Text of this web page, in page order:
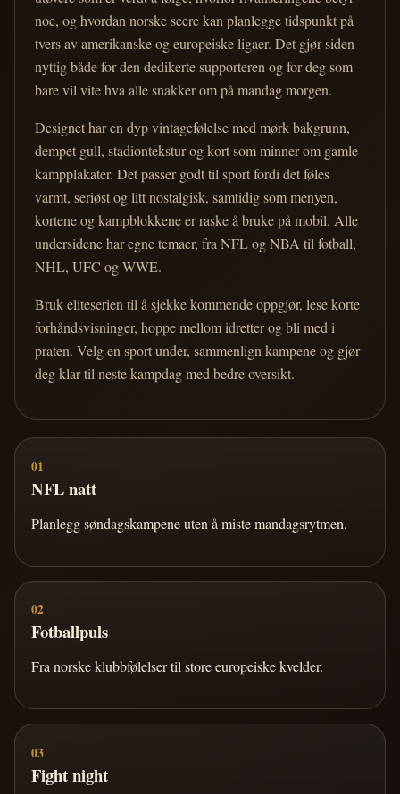
noe, og hvordan norske seere kan planlegge tidspunkt på
tvers av amerikanske og europeiske ligaer. Det gjør siden
nyttig både for den dedikerte supporteren og for deg som
bare vil vite hva alle snakker om på mandag morgen.
Designet har en dyp vintagefølelse med mørk bakgrunn,
dempet gull, stadiontekstur og kort som minner om gamle
kampplakater. Det passer godt til sport fordi det føles
varmt, seriøst og litt nostalgisk, samtidig som menyen,
kortene og kampblokkene er raske å bruke på mobil. Alle
undersidene har egne temaer, fra NFL og NBA til fotball,
NHL, UFC og WWE.
Bruk eliteserien til å sjekke kommende oppgjør, lese korte
forhåndsvisninger, hoppe mellom idretter og bli med i
praten. Velg en sport under, sammenlign kampene og gjør
deg klar til neste kampdag med bedre oversikt.
01
NFL natt
Planlegg søndagskampene uten å miste mandagsrytmen.
02
Fotballpuls
Fra norske klubbfølelser til store europeiske kvelder.
03
Fight night